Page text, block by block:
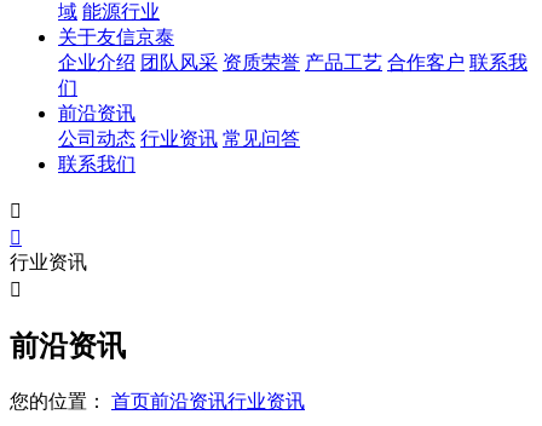
域 能源行业
关于友信京泰
企业介绍 团队风采 资质荣誉 产品工艺 合作客户 联系我
们
前沿资讯
公司动态 行业资讯 常见问答
联系我们


行业资讯

前沿资讯
您的位置： 首页前沿资讯行业资讯